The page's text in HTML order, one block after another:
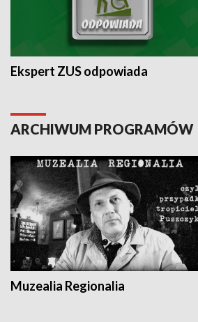
Ekspert ZUS odpowiada
ARCHIWUM PROGRAMÓW
Muzealia Regionalia